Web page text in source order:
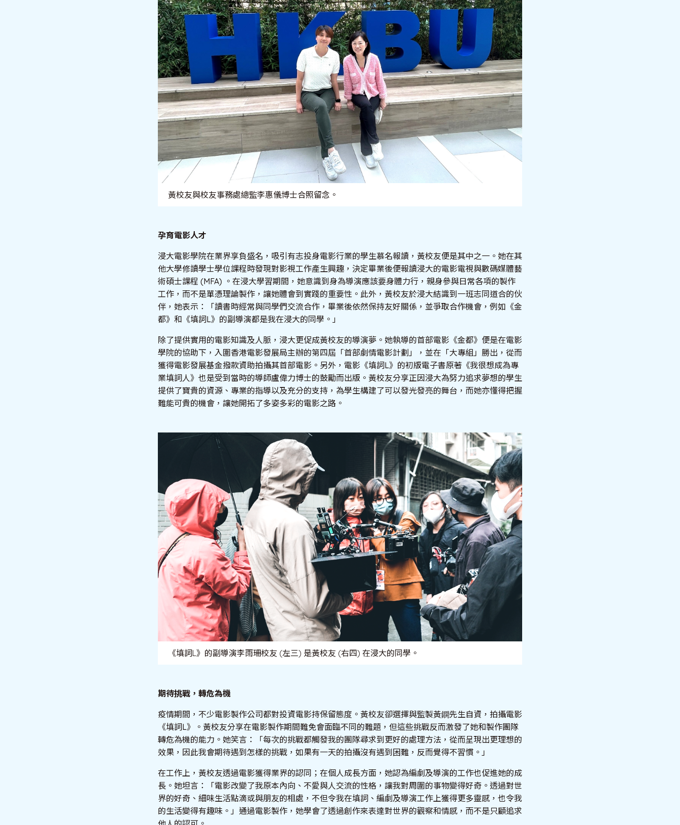
黃校友與校友事務處總監李惠儀博士合照留念。
孕育電影人才
浸大電影學院在業界享負盛名，吸引有志投身電影行業的學生慕名報讀，黃校友便是其中之一。她在其
他大學修讀學士學位課程時發現對影視工作產生興趣，決定畢業後便報讀浸大的電影電視與數碼媒體藝
術碩士課程 (MFA) 。在浸大學習期間，她意識到身為導演應該要身體力行，親身參與日常各項的製作
工作，而不是單憑理論製作，讓她體會到實踐的重要性。此外，黃校友於浸大結識到一班志同道合的伙
伴，她表示：「讀書時經常與同學們交流合作，畢業後依然保持友好關係，並爭取合作機會，例如《金
都》和《填詞L》的副導演都是我在浸大的同學。」
除了提供實用的電影知識及人脈，浸大更促成黃校友的導演夢。她執導的首部電影《金都》便是在電影
學院的協助下，入圍香港電影發展局主辦的第四屆「首部劇情電影計劃」，並在「大專組」勝出，從而
獲得電影發展基金撥款資助拍攝其首部電影。另外，電影《填詞L》的初版電子書原著《我很想成為專
業填詞人》也是受到當時的導師盧偉力博士的鼓勵而出版。黃校友分享正因浸大為努力追求夢想的學生
提供了寶貴的資源、專業的指導以及充分的支持，為學生構建了可以發光發亮的舞台，而她亦懂得把握
難能可貴的機會，讓她開拓了多姿多彩的電影之路。
《填詞L》的副導演李雨珊校友 (左三) 是黃校友 (右四) 在浸大的同學。
期待挑戰，轉危為機
疫情期間，不少電影製作公司都對投資電影持保留態度。黃校友卻選擇與監製黃鐦先生自資，拍攝電影
《填詞L》。黃校友分享在電影製作期間難免會面臨不同的難題，但這些挑戰反而激發了她和製作團隊
轉危為機的能力。她笑言：「每次的挑戰都觸發我的團隊尋求到更好的處理方法，從而呈現出更理想的
效果，因此我會期待遇到怎樣的挑戰，如果有一天的拍攝沒有遇到困難，反而覺得不習慣。」
在工作上，黃校友透過電影獲得業界的認同；在個人成長方面，她認為編劇及導演的工作也促進她的成
長。她坦言：「電影改變了我原本內向、不愛與人交流的性格，讓我對周圍的事物變得好奇。透過對世
界的好奇、細味生活點滴或與朋友的相處，不但令我在填詞、編劇及導演工作上獲得更多靈感，也令我
的生活變得有趣味。」通過電影製作，她學會了透過創作來表達對世界的觀察和情感，而不是只顧追求